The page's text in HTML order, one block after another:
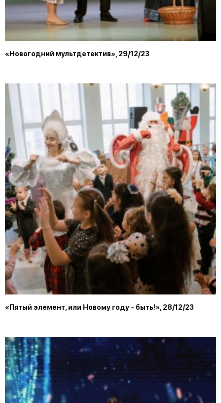
«Новогодний мультдетектив», 29/12/23
«Пятый элемент, или Новому году – быть!», 28/12/23